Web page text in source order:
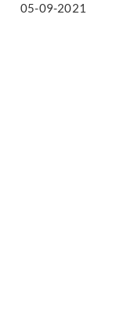
05-09-2021